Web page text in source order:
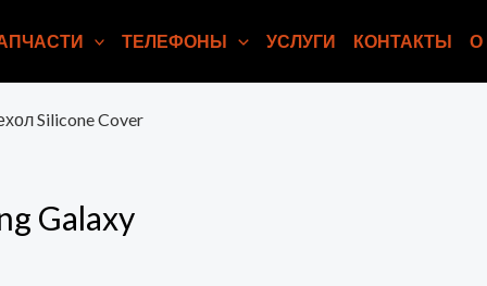
ТЕЛЕФОНЫ УСЛУГИ КОНТАКТЫ О
Silicone Cover
Galaxy